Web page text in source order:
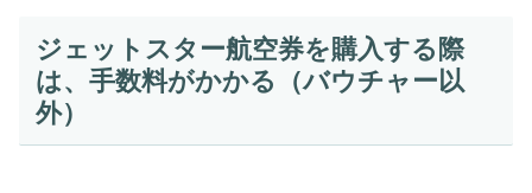
ジェットスター航空券を購入する際
は、手数料がかかる（バウチャー以
外）